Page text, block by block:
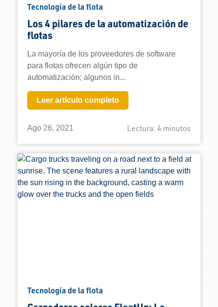
Tecnología de la flota
Los 4 pilares de la automatización de
flotas
La mayoría de los proveedores de software
para flotas ofrecen algún tipo de
automatización; algunos in...
Leer artículo completo
Ago 26, 2021 Lectura: 4 minutos
Tecnología de la flota